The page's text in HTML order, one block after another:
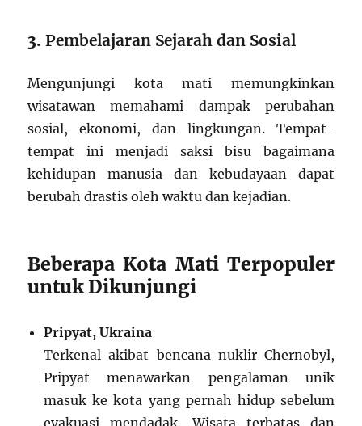
3.Pembelajaran Sejarah dan Sosial
Mengunjungi kota mati memungkinkan
wisatawan memahami dampak perubahan
sosial, ekonomi, dan lingkungan. Tempat-
tempat ini menjadi saksi bisu bagaimana
kehidupan manusia dan kebudayaan dapat
berubah drastis oleh waktu dan kejadian.
Beberapa Kota Mati Terpopuler
untuk Dikunjungi
Pripyat, Ukraina
Terkenal akibat bencana nuklir Chernobyl,
Pripyat menawarkan pengalaman unik
masuk ke kota yang pernah hidup sebelum
evakuasi mendadak. Wisata terbatas dan